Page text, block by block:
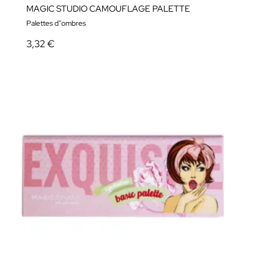
MAGIC STUDIO CAMOUFLAGE PALETTE
Palettes d''ombres
3,32 €